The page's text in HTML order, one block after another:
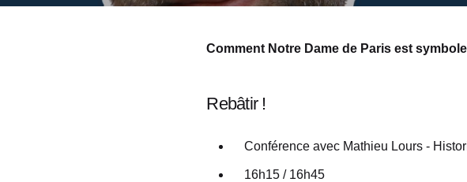
Comment Notre Dame de Paris est
Rebâtir !
Conférence avec Mathieu Lours -
16h15 / 16h45